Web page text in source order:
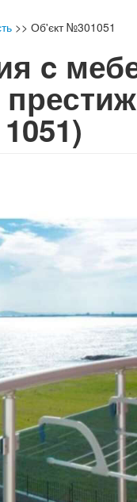
>> Об'єкт №301051
c